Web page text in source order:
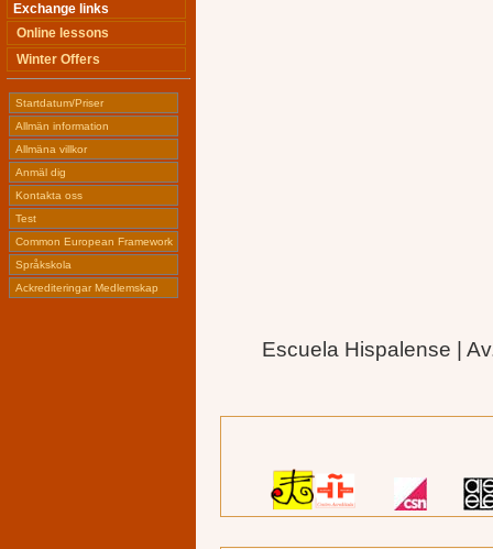
Exchange links
Online lessons
Winter Offers
Startdatum/Priser
Allmän information
Allmäna villkor
Anmäl dig
Kontakta oss
Test
Common European Framework
Språkskola
Ackrediteringar Medlemskap
Escuela Hispalense |